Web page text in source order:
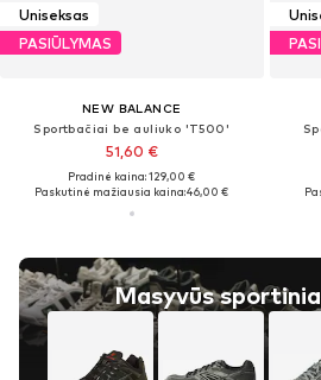
Uniseksas
PASIŪLYMAS
NEW BALANCE
Sportbačiai be auliuko 'T500'
51,60 €
Pradinė kaina: 129,00 €
Paskutinė mažiausia kaina:46,00 €
Masyvūs